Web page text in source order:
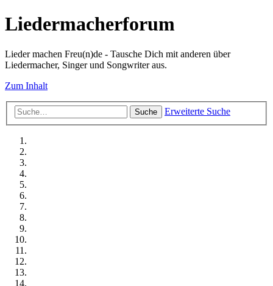
Liedermacherforum
Lieder machen Freu(n)de - Tausche Dich mit anderen über
Liedermacher, Singer und Songwriter aus.
Zum Inhalt
Suche Erweiterte Suche